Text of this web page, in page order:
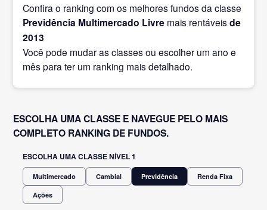
Confira o ranking com os melhores fundos da classe
Previdência Multimercado Livre mais rentáveisde
2013
Você pode mudar as classes ou escolher um ano e
mês para ter um ranking mais detalhado.
ESCOLHA UMA CLASSE E NAVEGUE PELO MAIS
COMPLETO RANKING DE FUNDOS.
ESCOLHA UMA CLASSE NÍVEL 1
Multimercado Cambial Previdência Renda Fixa
Ações